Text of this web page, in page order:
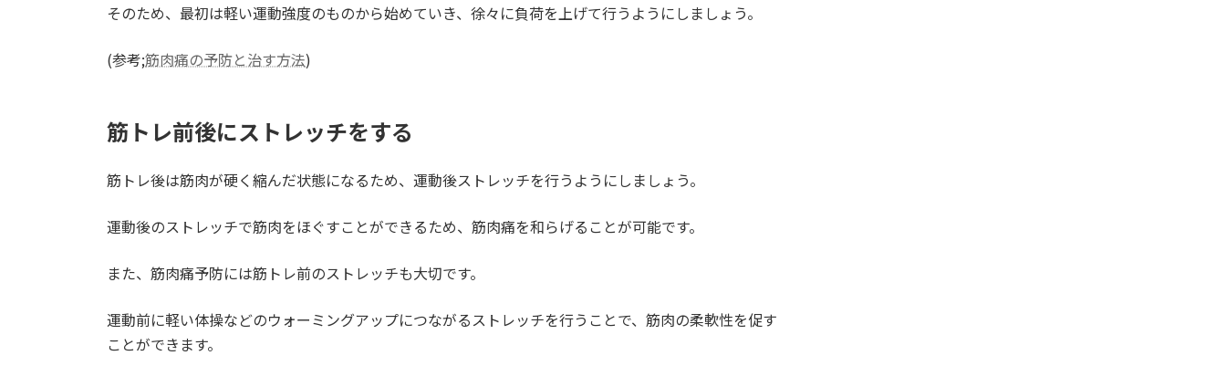
そのため、最初は軽い運動強度のものから始めていき、徐々に負荷を上げて行うようにしましょう。
(参考;筋肉痛の予防と治す方法)
筋トレ前後にストレッチをする
筋トレ後は筋肉が硬く縮んだ状態になるため、運動後ストレッチを行うようにしましょう。
運動後のストレッチで筋肉をほぐすことができるため、筋肉痛を和らげることが可能です。
また、筋肉痛予防には筋トレ前のストレッチも大切です。
運動前に軽い体操などのウォーミングアップにつながるストレッチを行うことで、筋肉の柔軟性を促す
ことができます。